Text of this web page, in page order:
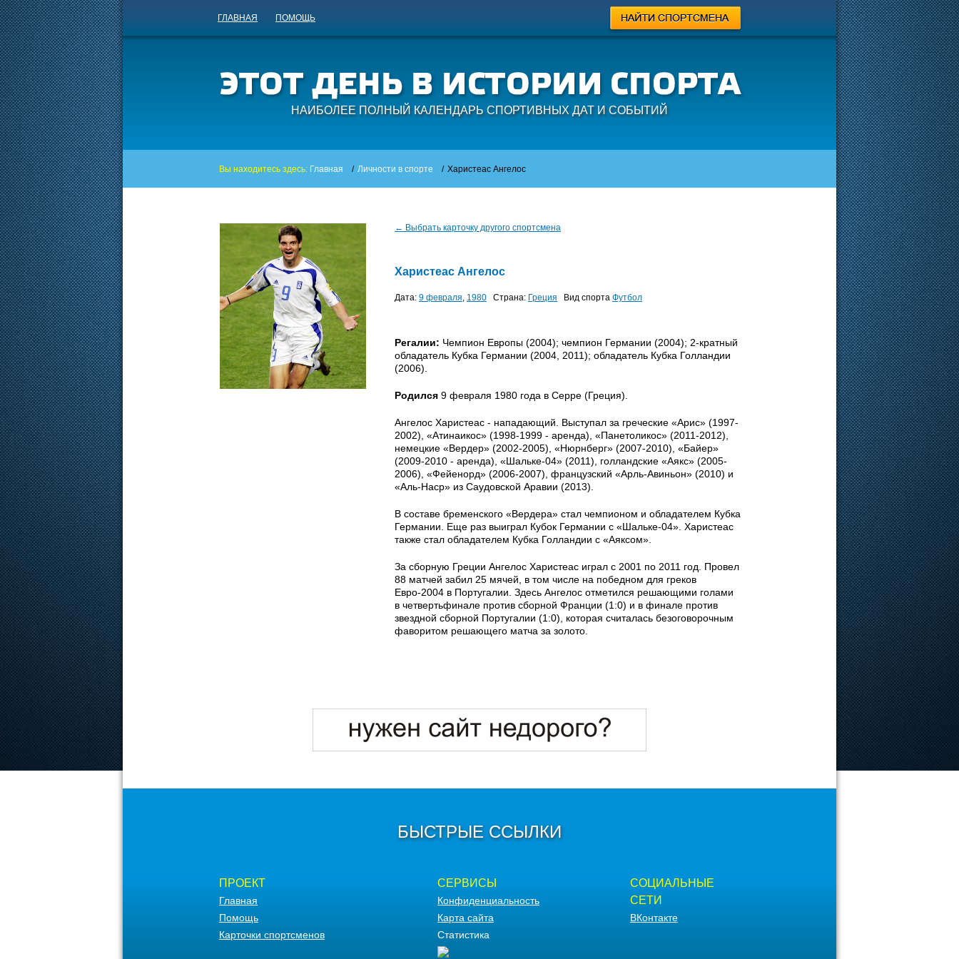
ГЛАВНАЯ ПОМОЩЬ
НАИБОЛЕЕ ПОЛНЫЙ КАЛЕНДАРЬ СПОРТИВНЫХ ДАТ И СОБЫТИЙ
Вы находитесь здесь: Главная / Личности в спорте / Харистеас Ангелос
← Выбрать карточку другого спортсмена
Харистеас Ангелос
Дата: 9 февраля, 1980 Страна: Греция Вид спорта Футбол
Регалии: Чемпион Европы (2004); чемпион Германии (2004); 2-кратный
обладатель Кубка Германии (2004, 2011); обладатель Кубка Голландии
(2006).
Родился 9 февраля 1980 года в Серре (Греция).
Ангелос Харистеас - нападающий. Выступал за греческие «Арис» (1997-
2002), «Атинаикос» (1998-1999 - аренда), «Панетоликос» (2011-2012),
немецкие «Вердер» (2002-2005), «Нюрнберг» (2007-2010), «Байер»
(2009-2010 - аренда), «Шальке-04» (2011), голландские «Аякс» (2005-
2006), «Фейенорд» (2006-2007), французский «Арль-Авиньон» (2010) и
«Аль-Наср» из Саудовской Аравии (2013).
В составе бременского «Вердера» стал чемпионом и обладателем Кубка
Германии. Еще раз выиграл Кубок Германии с «Шальке-04». Харистеас
также стал обладателем Кубка Голландии с «Аяксом».
За сборную Греции Ангелос Харистеас играл с 2001 по 2011 год. Провел
88 матчей забил 25 мячей, в том числе на победном для греков
Евро-2004 в Португалии. Здесь Ангелос отметился решающими голами
в четвертьфинале против сборной Франции (1:0) и в финале против
звездной сборной Португалии (1:0), которая считалась безоговорочным
фаворитом решающего матча за золото.
БЫСТРЫЕ ССЫЛКИ
ПРОЕКТ
Главная
Помощь
Карточки спортсменов
СЕРВИСЫ
Конфиденциальность
Карта сайта
Статистика
СОЦИАЛЬНЫЕ
СЕТИ
ВКонтакте